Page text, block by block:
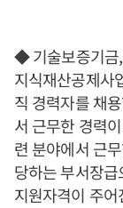
◆ 기술보증기금
지식재산공제사
직 경력자를 채
서 근무한 경력
련 분야에서 근
당하는 부서장
지원자격이 주